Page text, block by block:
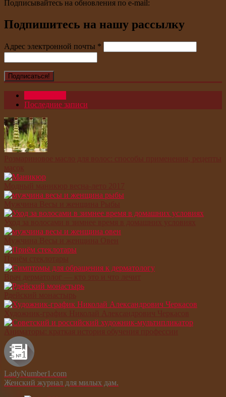
Подписывайтесь на обновления по e-mail:
Подпишитесь на нашу рассылку
Адрес электронной почты *
Последние записи
Розмариновое масло для волос: способы применения, рецепты
масок
Модный маникюр весна-лето 2017
Мужчина Весы и женщина Рыбы
Уход за волосами в зимнее время в домашних условиях
Мужчина Весы и женщина Овен
Приём стеклотары
Врач дерматолог — кто это и что лечит
Рдейский монастырь
Художник-график Николай Александрович Черкасов
Аниматоры: краткая история обучения профессии
LadyNumber1.com
Женский журнал для милых дам.